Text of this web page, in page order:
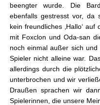
beengter wurde. Die
ebenfalls gestresst vor, da
kein freundliches ‚Hallo‘
mit Foxclon und Oda-san
noch einmal außer sich
Spieler nicht alleine war.
allerdings durch die
unterbrochen und wir
Draußen sprachen wir
Spielerinnen, die unsere